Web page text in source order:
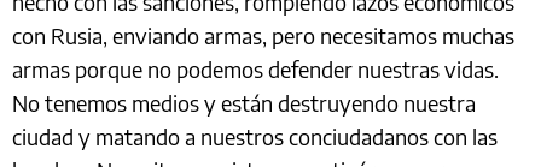
con Rusia, enviando armas, pero necesitamos muchas
armas porque no podemos defender nuestras vidas.
No tenemos medios y están destruyendo nuestra
ciudad y matando a nuestros conciudadanos con las